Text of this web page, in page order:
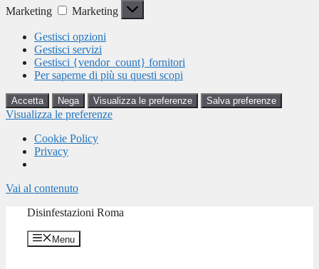
Marketing
Marketing
Gestisci opzioni
Gestisci servizi
Gestisci {vendor_count} fornitori
Per saperne di più su questi scopi
Accetta Nega Visualizza le preferenze Salva preferenze
Visualizza le preferenze
Cookie Policy
Privacy
Vai al contenuto
Disinfestazioni Roma
Menu